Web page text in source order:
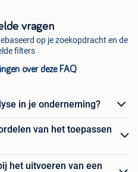
vragen
op je zoekopdracht en de
filters
over deze FAQ
in je onderneming?
van het toepassen
het uitvoeren van een